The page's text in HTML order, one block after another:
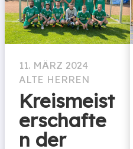
11. MÄRZ 2024
ALTE HERREN
Kreismeist
erschafte
n der